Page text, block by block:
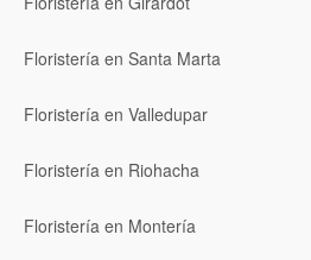
Floristería en Santa Marta
Floristería en Valledupar
Floristería en Riohacha
Floristería en Montería